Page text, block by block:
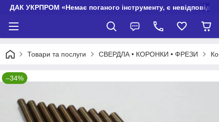
ДАК УКРПРОМ «Немає поганого інструменту, є невідповідно
Товари та послуги СВЕРДЛА • КОРОНКИ • ФРЕЗИ
–34%